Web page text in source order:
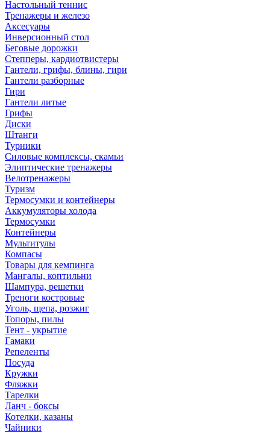
Настольный теннис
Тренажеры и железо
Аксесуары
Инверсионный стол
Беговые дорожки
Степперы, кардиотвистеры
Гантели, грифы, блины, гири
Гантели разборные
Гири
Гантели литые
Грифы
Диски
Штанги
Турники
Силовые комплексы, скамьи
Элиптические тренажеры
Велотренажеры
Туризм
Термосумки и контейнеры
Аккумуляторы холода
Термосумки
Контейнеры
Мультитулы
Компасы
Товары для кемпинга
Мангалы, коптильни
Шампура, решетки
Треноги костровые
Уголь, щепа, розжиг
Топоры, пилы
Тент - укрытие
Гамаки
Репеленты
Посуда
Кружки
Фляжки
Тарелки
Ланч - боксы
Котелки, казаны
Чайники